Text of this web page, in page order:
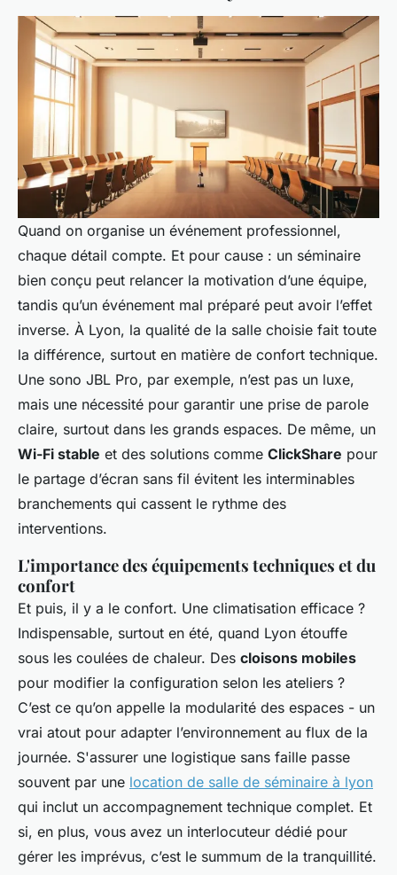
Quand on organise un événement professionnel,
chaque détail compte. Et pour cause : un séminaire
bien conçu peut relancer la motivation d’une équipe,
tandis qu’un événement mal préparé peut avoir l’effet
inverse. À Lyon, la qualité de la salle choisie fait toute
la différence, surtout en matière de confort technique.
Une sono JBL Pro, par exemple, n’est pas un luxe,
mais une nécessité pour garantir une prise de parole
claire, surtout dans les grands espaces. De même, un
Wi-Fi stable et des solutions comme ClickShare pour
le partage d’écran sans fil évitent les interminables
branchements qui cassent le rythme des
interventions.
L'importance des équipements techniques et du
confort
Et puis, il y a le confort. Une climatisation efficace ?
Indispensable, surtout en été, quand Lyon étouffe
sous les coulées de chaleur. Des cloisons mobiles
pour modifier la configuration selon les ateliers ?
C’est ce qu’on appelle la modularité des espaces - un
vrai atout pour adapter l’environnement au flux de la
journée. S'assurer une logistique sans faille passe
souvent par une location de salle de séminaire à lyon
qui inclut un accompagnement technique complet. Et
si, en plus, vous avez un interlocuteur dédié pour
gérer les imprévus, c’est le summum de la tranquillité.